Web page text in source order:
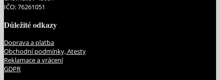
IČO: 76261051
Důležité odkazy
Doprava a platba
Obchodní podmínky, Atesty
Reklamace a vrácení
GDPR